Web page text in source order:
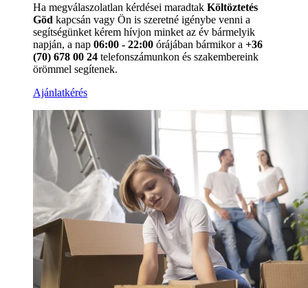
Ha megválaszolatlan kérdései maradtak Költöztetés
Göd kapcsán vagy Ön is szeretné igénybe venni a
segítségünket kérem hívjon minket az év bármelyik
napján, a nap 06:00 - 22:00 órájában bármikor a +36
(70) 678 00 24 telefonszámunkon és szakembereink
örömmel segítenek.
Ajánlatkérés